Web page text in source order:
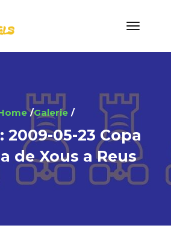
Galerie
05-23 Copa
de Xous a Reus